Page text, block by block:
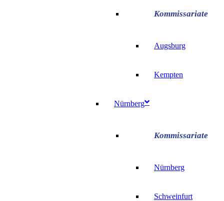
Augsburg
Kempten
Nürnberg
Nürnberg
Schweinfurt